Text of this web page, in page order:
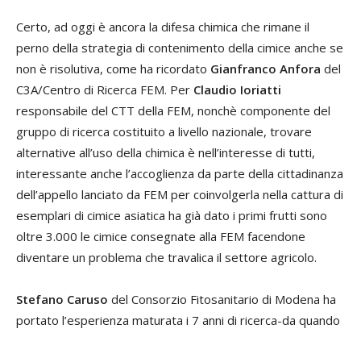
Certo, ad oggi è ancora la difesa chimica che rimane il
perno della strategia di contenimento della cimice anche se
non è risolutiva, come ha ricordato Gianfranco Anfora del
C3A/Centro di Ricerca FEM. Per Claudio Ioriatti
responsabile del CTT della FEM, nonchè componente del
gruppo di ricerca costituito a livello nazionale, trovare
alternative all’uso della chimica è nell’interesse di tutti,
interessante anche l’accoglienza da parte della cittadinanza
dell’appello lanciato da FEM per coinvolgerla nella cattura di
esemplari di cimice asiatica ha già dato i primi frutti sono
oltre 3.000 le cimice consegnate alla FEM facendone
diventare un problema che travalica il settore agricolo.
Stefano Caruso del Consorzio Fitosanitario di Modena ha
portato l’esperienza maturata i 7 anni di ricerca-da quando